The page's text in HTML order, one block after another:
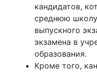
кандидатов,
среднюю школу
выпускного
экзамена в
образования.
Кроме того,